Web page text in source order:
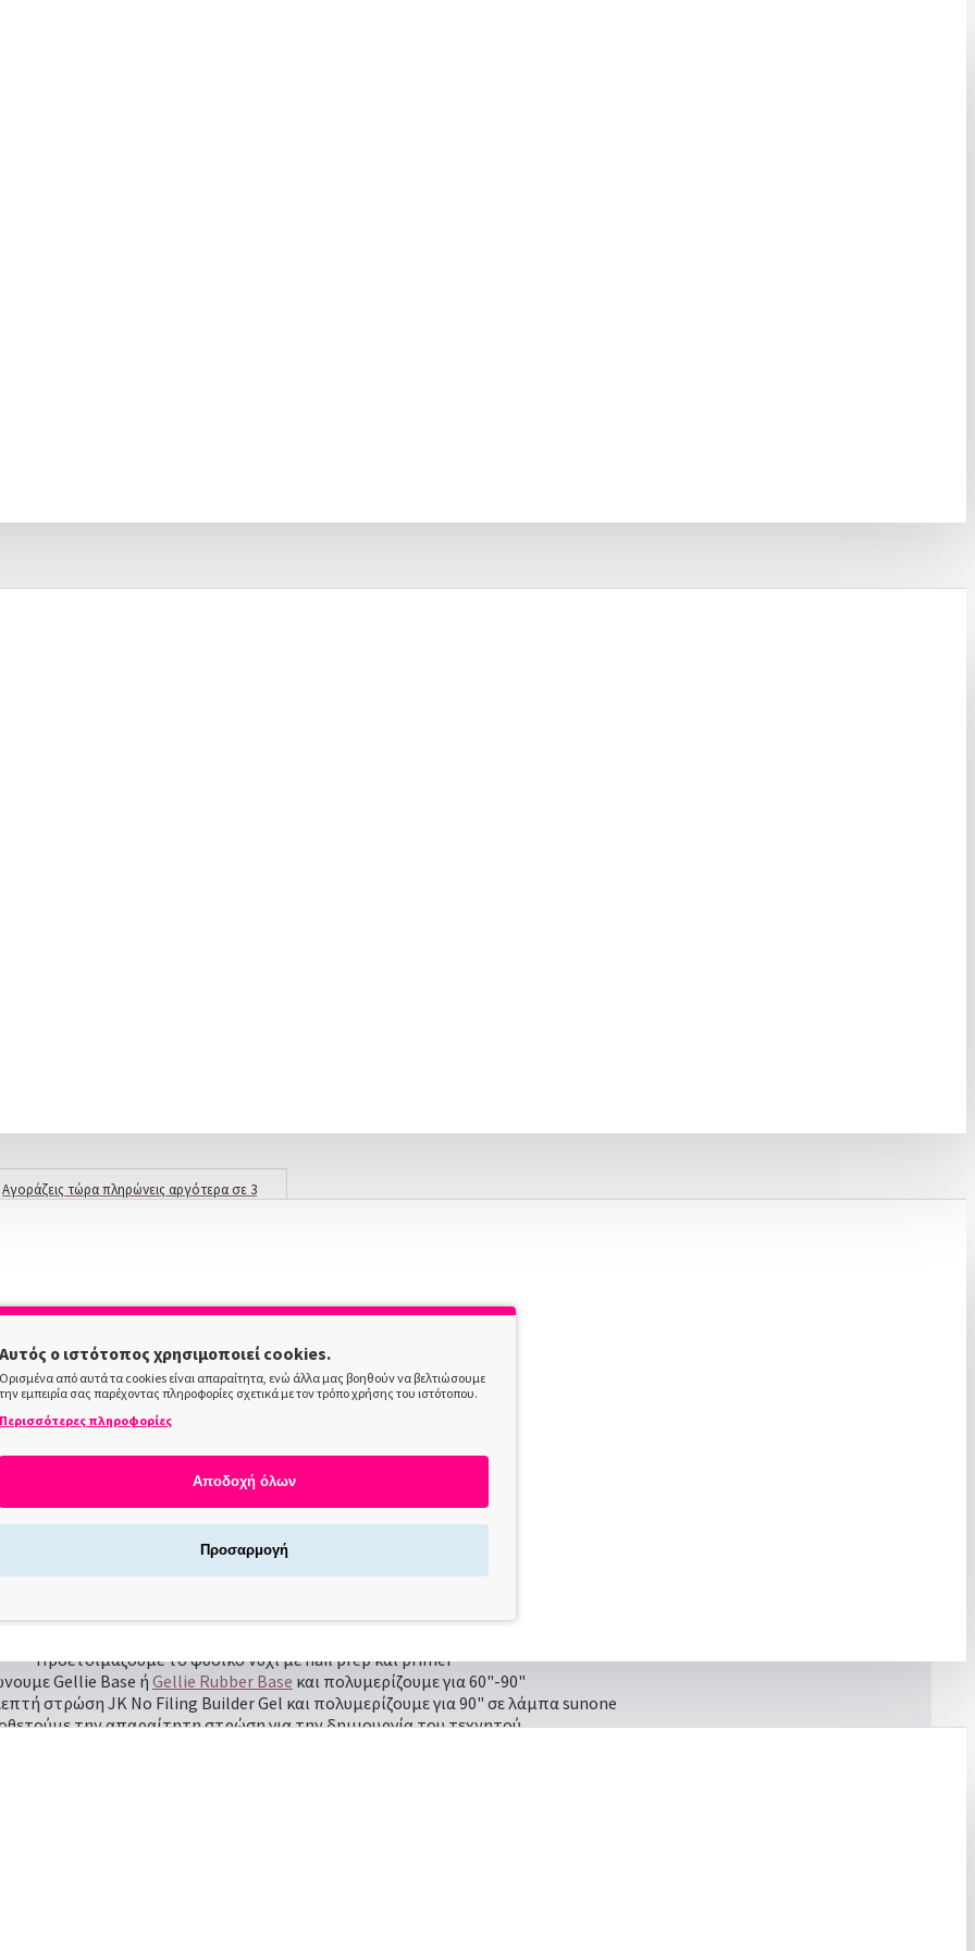
Αγοράζεις τώρα πληρώνεις αργότερα σε 3
ΠΕΡΙΓΡΑΦΗ
J.K Sweet Cream Builder Gel Mango 15ml
Μεσαίας ρευστότητας Builder Gel για τεχνητά νύχια.
Προετοιμάζουμε το φυσικό νύχι με nail prep και primer
Gellie Base ή Gellie Rubber Base και πολυμερίζουμε για 60"-90"
στρώση JK No Filing Builder Gel και πολυμερίζουμε για 90" σε λάμπα sunone
την απαραίτητη στρώση για την δημιουργία του τεχνητού
Αυτός ο ιστότοπος χρησιμοποιεί cookies.
Ορισμένα από αυτά τα cookies είναι απαραίτητα, ενώ άλλα μας βοηθούν να βελτιώσουμε
την εμπειρία σας παρέχοντας πληροφορίες σχετικά με τον τρόπο χρήσης του ιστότοπου.
Περισσότερες πληροφορίες
Αποδοχή όλων
Προσαρμογή